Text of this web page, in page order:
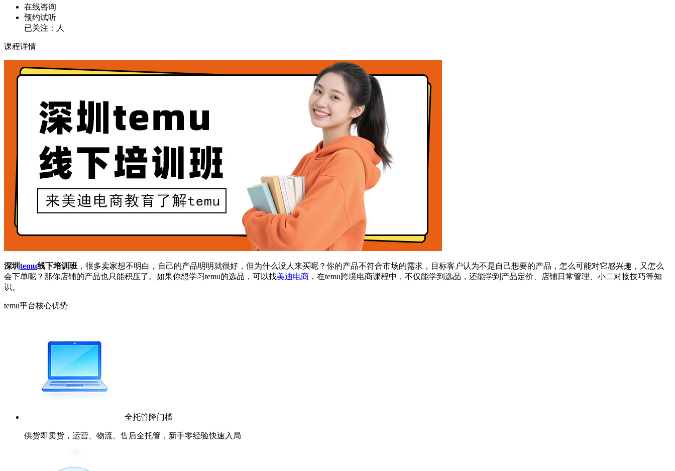
在线咨询
预约试听
已关注： 人
课程详情
深圳 temu线下培训班 ，很多卖家想不明白，自己的产品明明就很好，但为什么没人来买呢？你的产品不符合市场的需求，目标客户认为不是自己想要的产品，怎么可能对它感兴趣，又怎么
会下单呢？那你店铺的产品也只能积压了。如果你想学习temu的选品，可以找美迪电商 ，在temu跨境电商课程中，不仅能学到选品，还能学到产品定价、店铺日常管理、小二对接技巧等知
识。
temu平台核心优势
全托管降门槛
供货即卖货，运营、物流、售后全托管，新手零经验快速入局